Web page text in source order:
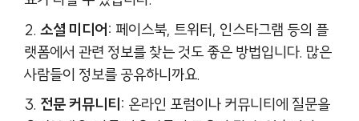
소셜 미디어: 페이스북, 트위터, 인스타그램 등의 플
랫폼에서 관련 정보를 찾는 것도 좋은 방법입니다. 많은
사람들이 정보를 공유하니까요.
전문 커뮤니티: 온라인 포럼이나 커뮤니티에 질문을